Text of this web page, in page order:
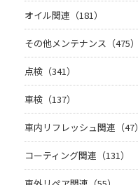
オイル関連（181）
その他メンテナンス（475）
点検（341）
車検（137）
車内リフレッシュ関連（47）
コーティング関連（131）